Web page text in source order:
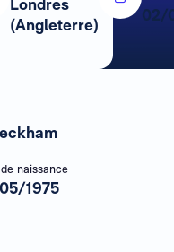
Londres
(Angleterre)
02/
naissance
1975